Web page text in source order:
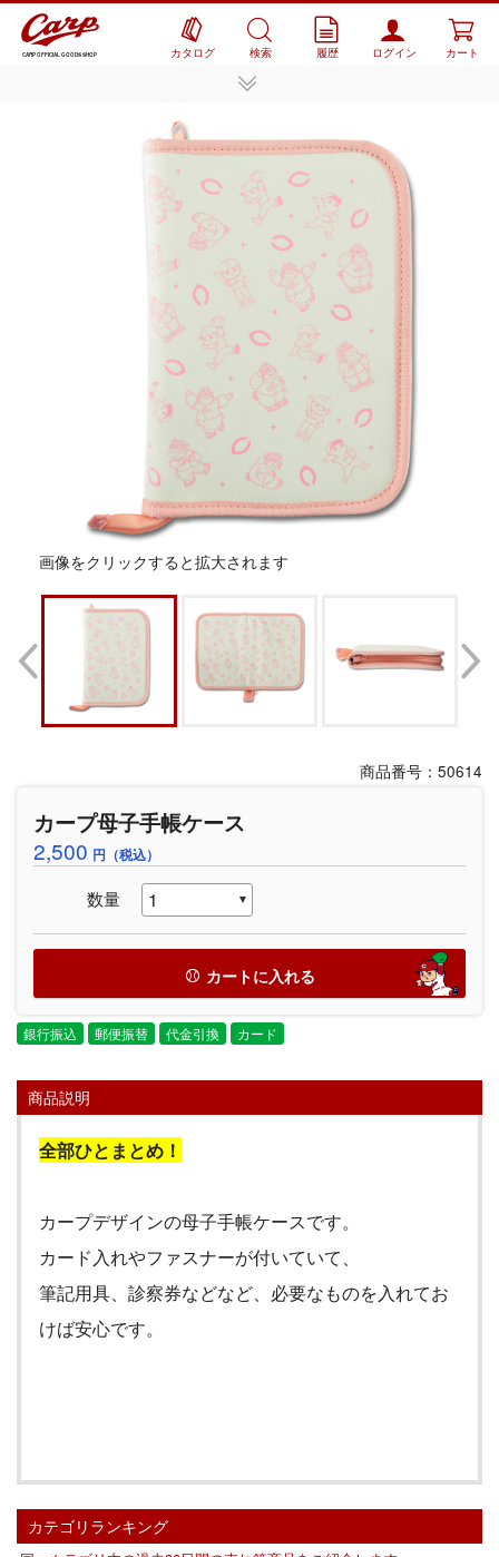
CARP OFFICIAL GOODS SHOP カタログ 検索 履歴 ログイン カート
画像をクリックすると拡大されます
商品番号：50614
カープ母子手帳ケース
2,500 円（税込）
数量
カートに入れる
銀行振込 郵便振替 代金引換 カード
商品説明
全部ひとまとめ！
カープデザインの母子手帳ケースです。
カード入れやファスナーが付いていて、
筆記用具、診察券などなど、必要なものを入れてお
けば安心です。
カテゴリランキング